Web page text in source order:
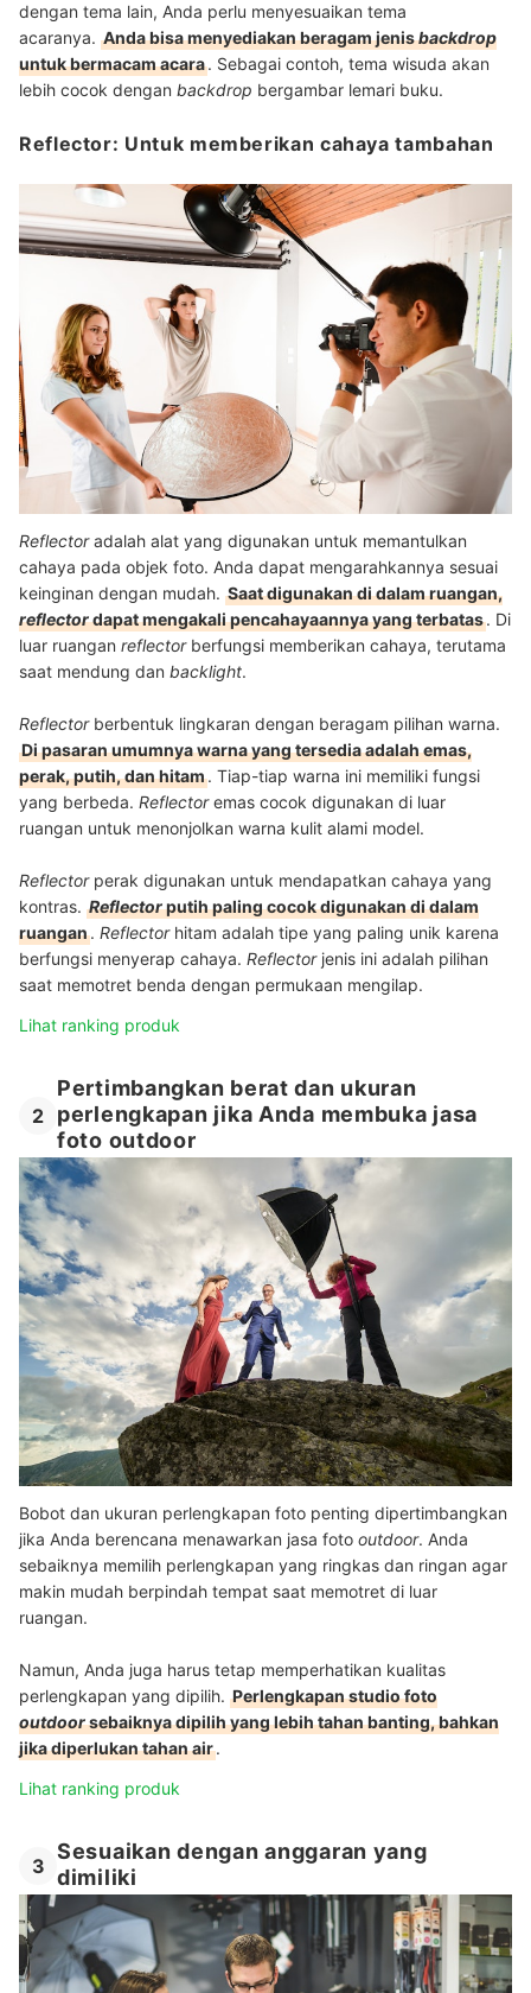
dengan tema lain, Anda perlu menyesuaikan tema
acaranya. Anda bisa menyediakan beragam jenisbackdrop
untuk bermacam acara. Sebagai contoh, tema wisuda akan
lebih cocok dengan backdrop bergambar lemari buku.
Reflector: Untuk memberikan cahaya tambahan
Reflectoradalah alat yang digunakan untuk memantulkan
cahaya pada objek foto. Anda dapat mengarahkannya sesuai
keinginan dengan mudah. Saat digunakan di dalam ruangan,
reflectordapat mengakali pencahayaannya yang terbatas. Di
luar ruangan reflectorberfungsi memberikan cahaya, terutama
saat mendung dan backlight.
Reflectorberbentuk lingkaran dengan beragam pilihan warna.
Di pasaran umumnya warna yang tersedia adalah emas,
perak, putih, dan hitam. Tiap-tiap warna ini memiliki fungsi
yang berbeda. Reflectoremas cocok digunakan di luar
ruangan untuk menonjolkan warna kulit alami model.
Reflectorperak digunakan untuk mendapatkan cahaya yang
kontras. Reflectorputih paling cocok digunakan di dalam
ruangan. Reflectorhitam adalah tipe yang paling unik karena
berfungsi menyerap cahaya. Reflectorjenis ini adalah pilihan
saat memotret benda dengan permukaan mengilap.
Lihat ranking produk
2
Pertimbangkan berat dan ukuran
perlengkapan jika Anda membuka jasa
foto outdoor
Bobot dan ukuran perlengkapan foto penting dipertimbangkan
jika Anda berencana menawarkan jasa foto outdoor. Anda
sebaiknya memilih perlengkapan yang ringkas dan ringan agar
makin mudah berpindah tempat saat memotret di luar
ruangan.
Namun, Anda juga harus tetap memperhatikan kualitas
perlengkapan yang dipilih. Perlengkapan studio foto
outdoorsebaiknya dipilih yang lebih tahan banting, bahkan
jika diperlukan tahan air.
Lihat ranking produk
3
Sesuaikan dengan anggaran yang
dimiliki